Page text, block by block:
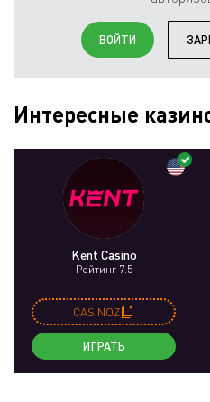
ВОЙТИ
Интересные
Kent Casino
Рейтинг 7.5
CASINOZ
ИГРАТЬ